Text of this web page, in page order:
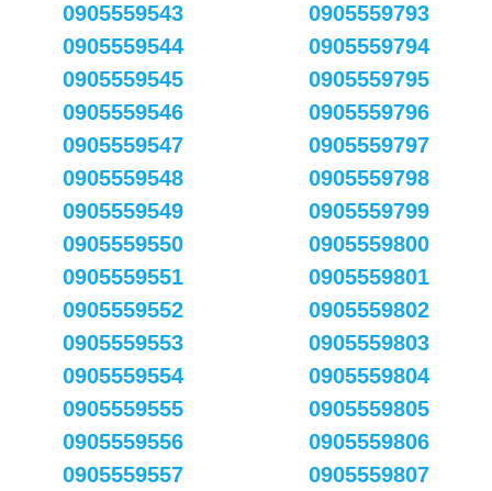
0905559543
0905559544
0905559545
0905559546
0905559547
0905559548
0905559549
0905559550
0905559551
0905559552
0905559553
0905559554
0905559555
0905559556
0905559557
0905559793
0905559794
0905559795
0905559796
0905559797
0905559798
0905559799
0905559800
0905559801
0905559802
0905559803
0905559804
0905559805
0905559806
0905559807